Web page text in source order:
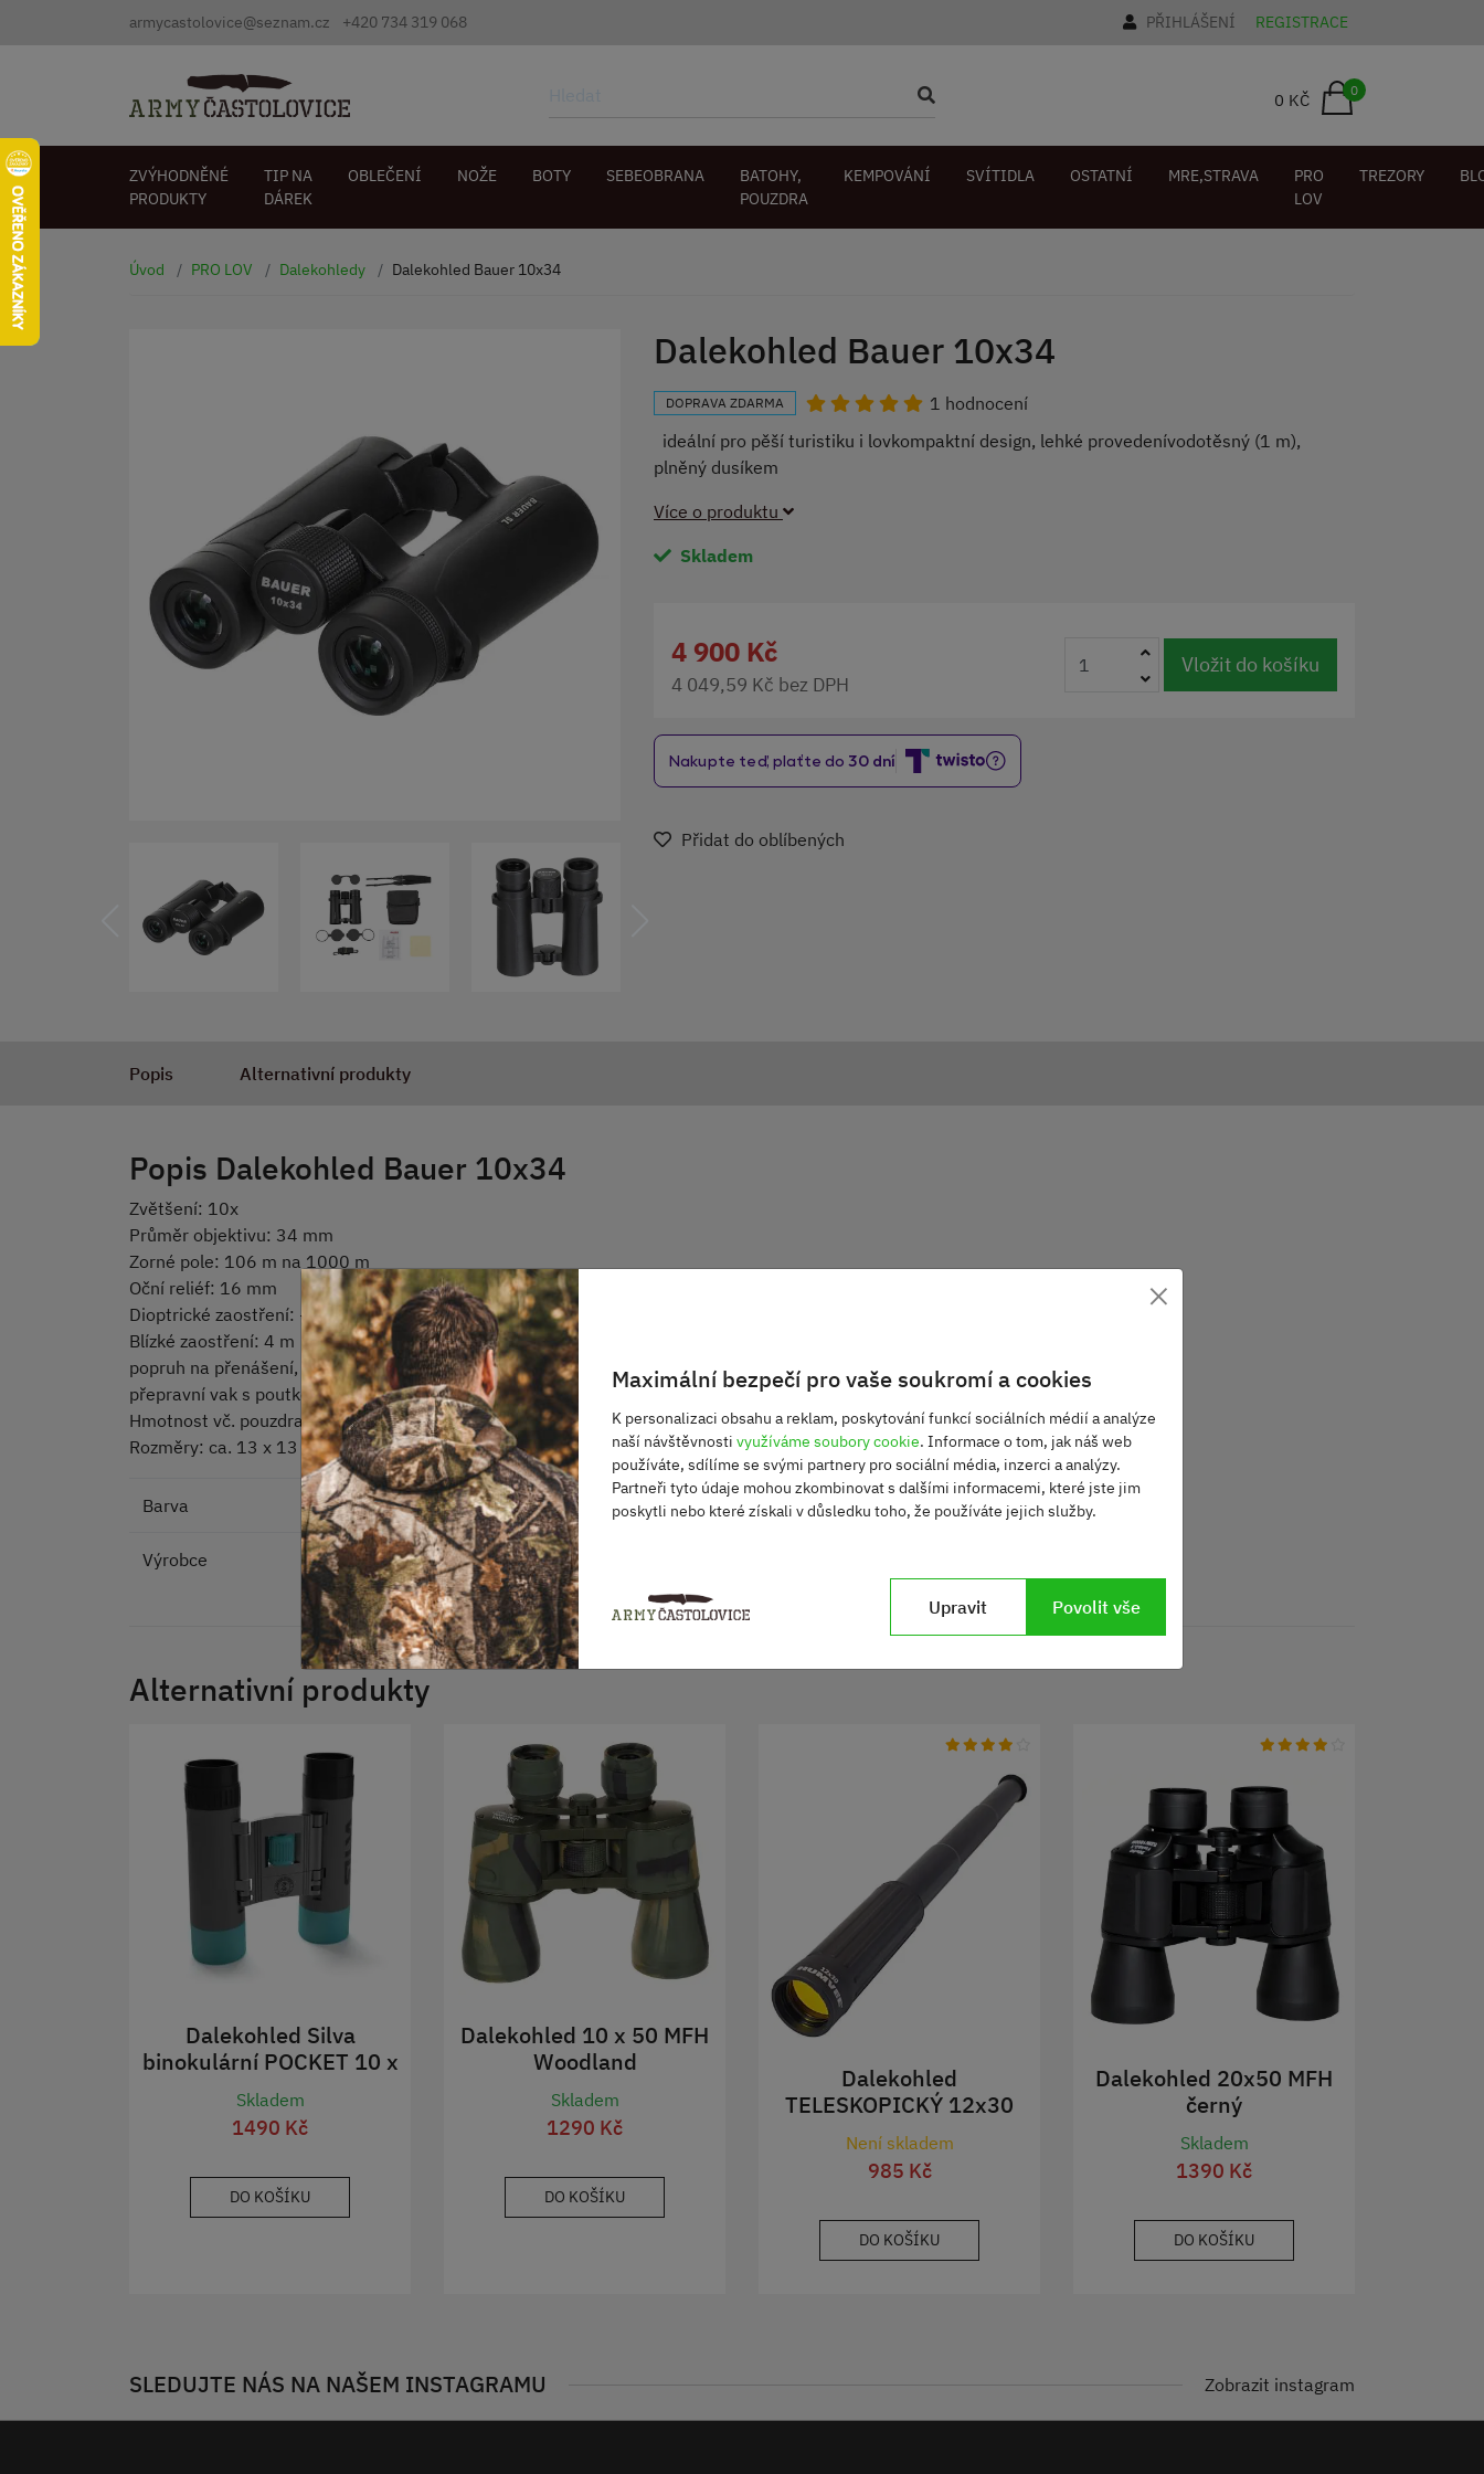
armycastolovice@seznam.cz +420 734 319 068 PŘIHLÁŠENÍ REGISTRACE
0 KČ 0
ZVÝHODNĚNÉ
PRODUKTY
TIP NA
DÁREK
OBLEČENÍ NOŽE BOTY SEBEOBRANA
BATOHY,
POUZDRA
KEMPOVÁNÍ SVÍTIDLA OSTATNÍ MRE,STRAVA
PRO
LOV
TREZORY
Úvod PRO LOV Dalekohledy Dalekohled Bauer 10x34
Dalekohled Bauer 10x34
DOPRAVA ZDARMA
1 hodnocení
ideální pro pěší turistiku i lovkompaktní design, lehké provedenívodotěsný (1 m),
plněný dusíkem
Více o produktu
Skladem
4 900 Kč
4 049,59 Kč bez DPH
Vložit do košíku
Přidat do oblíbených
Popis Alternativní produkty
Popis Dalekohled Bauer 10x34
Zvětšení: 10x
Průměr objektivu: 34 mm
Zorné pole: 106 m na 1000 m
Oční reliéf: 16 mm
Dioptrické zaostření: + - 3
Blízké zaostření: 4 m
popruh na přenášení, čistící tkanina, kryty čoček,
přepravní vak s poutkem na opasek
Hmotnost vč. pouzdra: ca. 500 g
Rozměry: ca. 13 x 13 x 4,5 cm
Barva Black
Výrobce
Alternativní produkty
Dalekohled Silva
binokulární POCKET 10 x
25
Skladem
1490 Kč
DO KOŠÍKU
Dalekohled 10 x 50 MFH
Woodland
Skladem
1290 Kč
DO KOŠÍKU
Dalekohled
TELESKOPICKÝ 12x30
pogumovaný
Není skladem
985 Kč
DO KOŠÍKU
Dalekohled 20x50 MFH
černý
Skladem
1390 Kč
DO KOŠÍKU
SLEDUJTE NÁS NA NAŠEM INSTAGRAMU Zobrazit instagram
×
Maximální bezpečí pro vaše soukromí a cookies
K personalizaci obsahu a reklam, poskytování funkcí sociálních médií a analýze
naší návštěvnosti využíváme soubory cookie. Informace o tom, jak náš web
používáte, sdílíme se svými partnery pro sociální média, inzerci a analýzy.
Partneři tyto údaje mohou zkombinovat s dalšími informacemi, které jste jim
poskytli nebo které získali v důsledku toho, že používáte jejich služby.
Upravit Povolit vše